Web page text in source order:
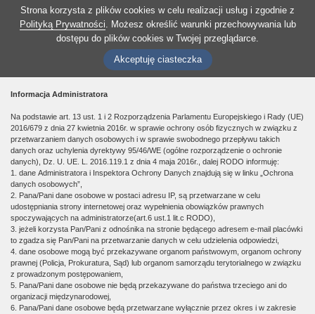
Strona korzysta z plików cookies w celu realizacji usług i zgodnie z
Polityką Prywatności. Możesz określić warunki przechowywania lub
dostępu do plików cookies w Twojej przeglądarce.
Akceptuję ciasteczka
Informacja Administratora
Na podstawie art. 13 ust. 1 i 2 Rozporządzenia Parlamentu Europejskiego i Rady (UE)
2016/679 z dnia 27 kwietnia 2016r. w sprawie ochrony osób fizycznych w związku z
przetwarzaniem danych osobowych i w sprawie swobodnego przepływu takich
danych oraz uchylenia dyrektywy 95/46/WE (ogólne rozporządzenie o ochronie
danych), Dz. U. UE. L. 2016.119.1 z dnia 4 maja 2016r., dalej RODO informuję:
1. dane Administratora i Inspektora Ochrony Danych znajdują się w linku „Ochrona
danych osobowych”,
2. Pana/Pani dane osobowe w postaci adresu IP, są przetwarzane w celu
udostępniania strony internetowej oraz wypełnienia obowiązków prawnych
spoczywających na administratorze(art.6 ust.1 lit.c RODO),
3. jeżeli korzysta Pan/Pani z odnośnika na stronie będącego adresem e-mail placówki
to zgadza się Pan/Pani na przetwarzanie danych w celu udzielenia odpowiedzi,
4. dane osobowe mogą być przekazywane organom państwowym, organom ochrony
prawnej (Policja, Prokuratura, Sąd) lub organom samorządu terytorialnego w związku
z prowadzonym postępowaniem,
5. Pana/Pani dane osobowe nie będą przekazywane do państwa trzeciego ani do
organizacji międzynarodowej,
6. Pana/Pani dane osobowe będą przetwarzane wyłącznie przez okres i w zakresie